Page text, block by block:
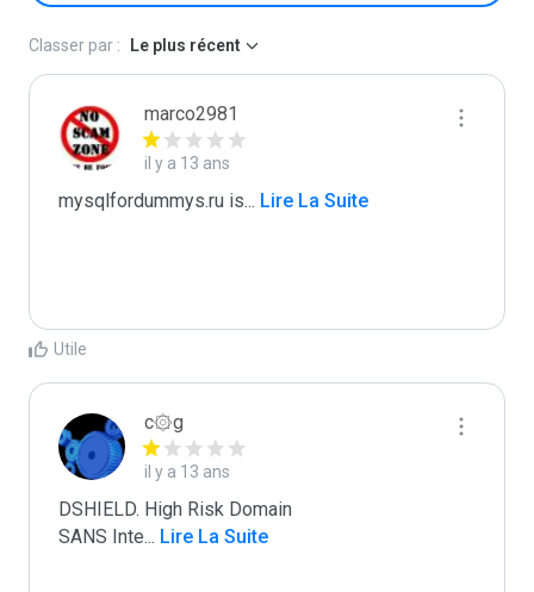
Classer par : Le plus récent
marco2981
il y a 13 ans
mysqlfordummys.ru is... Lire La Suite
Utile
c۞g
il y a 13 ans
DSHIELD. High Risk Domain
SANS Inte... Lire La Suite